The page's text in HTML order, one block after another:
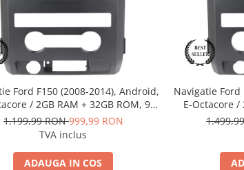
Ford F150 (2008-2014), Android,
/ 2GB RAM + 32GB ROM, 9
- AD-BGP9002+AD-BGRKIT138
1.199,99 RON999,99 RON
TVA inclus
ADAUGA IN COS
Navigatie Ford
E-Octacore /
Inch - AD-